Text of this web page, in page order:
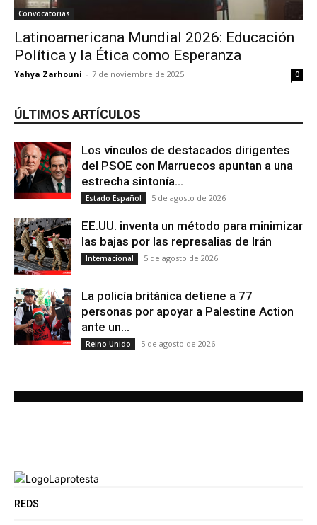
Convocatorias
Latinoamericana Mundial 2026: Educación
Política y la Ética como Esperanza
Yahya Zarhouni - 7 de noviembre de 2025 0
ÚLTIMOS ARTÍCULOS
Los vínculos de destacados dirigentes
del PSOE con Marruecos apuntan a una
estrecha sintonía...
Estado Español 5 de agosto de 2026
EE.UU. inventa un método para minimizar
las bajas por las represalias de Irán
Internacional 5 de agosto de 2026
La policía británica detiene a 77
personas por apoyar a Palestine Action
ante un...
Reino Unido 5 de agosto de 2026
REDS